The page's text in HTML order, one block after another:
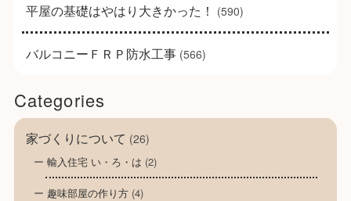
平屋の基礎はやはり大きかった！ (590)
バルコニーＦＲＰ防水工事(566)
Categories
家づくりについて (26)
輸入住宅 い・ろ・は (2)
趣味部屋の作り方(4)